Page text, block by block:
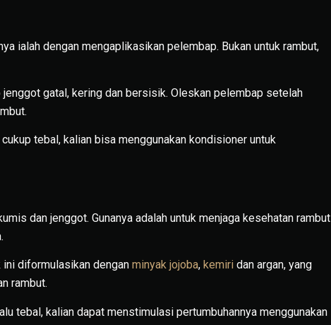
ialah dengan mengaplikasikan pelembap. Bukan untuk rambut,
gatal, kering dan bersisik. Oleskan pelembap setelah
tebal, kalian bisa menggunakan kondisioner untuk
dan jenggot. Gunanya adalah untuk menjaga kesehatan rambut
ini diformulasikan dengan minyak jojoba, kemiridan argan, yang
rambut.
tebal, kalian dapat menstimulasi pertumbuhannya menggunakan